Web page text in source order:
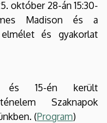
október 28-án 15:30-
Madison és a
elmélet és gyakorlat
és 15-én került
Szaknapok
(Program)